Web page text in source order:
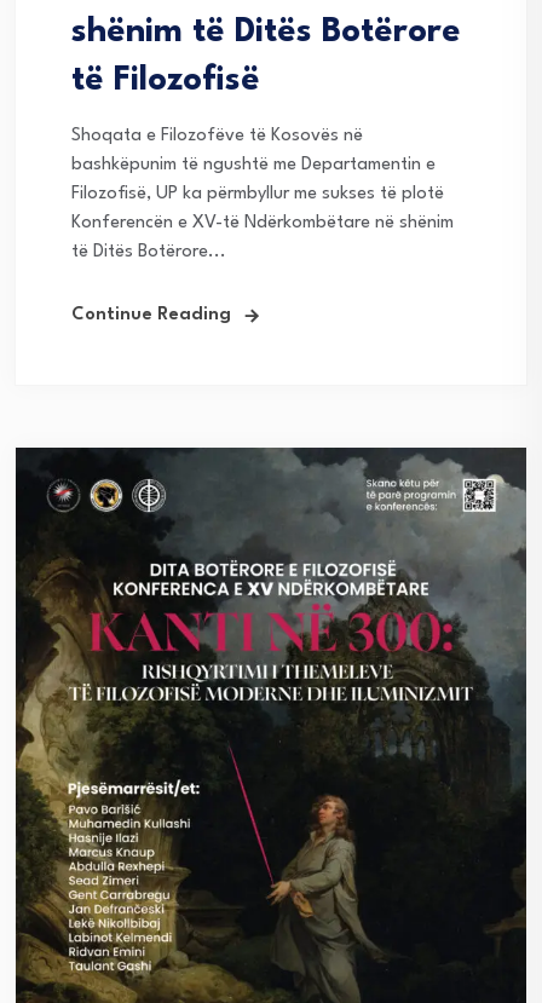
shënim të Ditës Botërore
të Filozofisë
Shoqata e Filozofëve të Kosovës në
bashkëpunim të ngushtë me Departamentin e
Filozofisë, UP ka përmbyllur me sukses të plotë
Konferencën e XV-të Ndërkombëtare në shënim
të Ditës Botërore...
Continue Reading